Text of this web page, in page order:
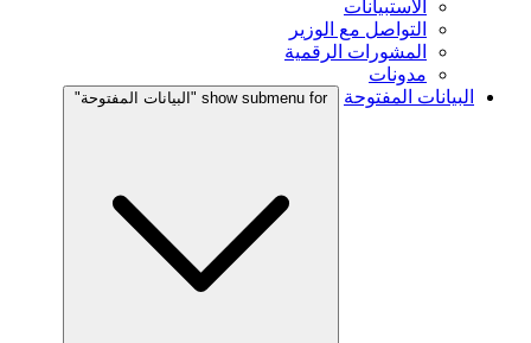
الاستبيانات
التواصل مع الوزير
المشورات الرقمية
مدونات
البيانات المفتوحة
show submenu for "البيانات المفتوحة"